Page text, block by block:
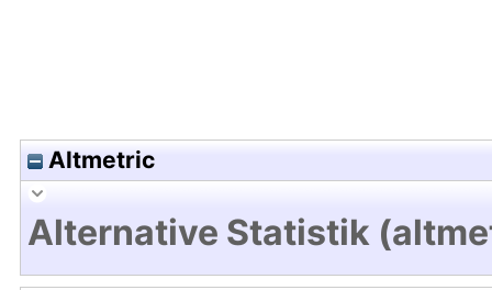
Altmetric
Alternative Statistik